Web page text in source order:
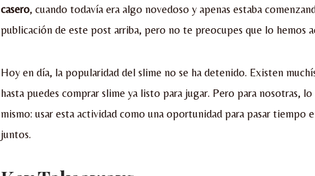
casero, cuando todavía era algo novedoso y apenas estaba
publicación de este post arriba, pero no te preocupes que lo hemos
Hoy en día, la popularidad del slime no se ha detenido. Existen
hasta puedes comprar slime ya listo para jugar. Pero para nosotras,
mismo: usar esta actividad como una oportunidad para pasar tiempo
juntos.